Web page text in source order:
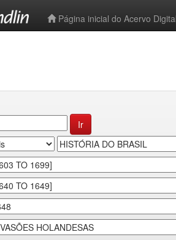
Página inicial do Acervo Digital